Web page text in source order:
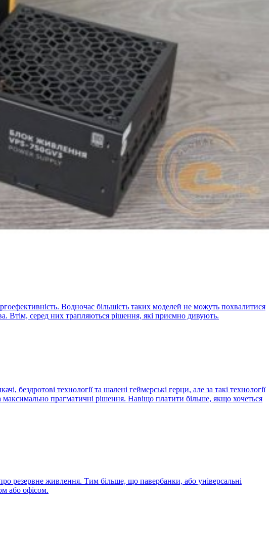
Водночас більшість таких моделей не можуть похвалитися
Втім, серед них трапляються рішення, які приємно дивують.
технології та шалені геймерські герци, але за такі технології
прагматичні рішення. Навіщо платити більше, якщо хочеться
резервне живлення. Тим більше, що павербанки, або універсальні
або офісом.